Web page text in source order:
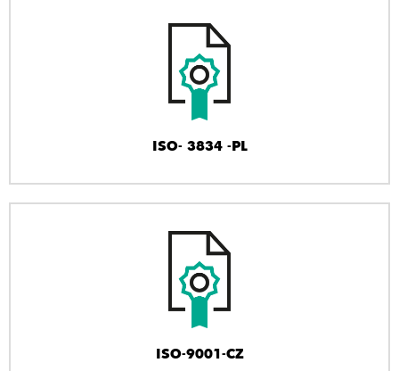
ISO- 3834 -PL
ISO-9001-CZ